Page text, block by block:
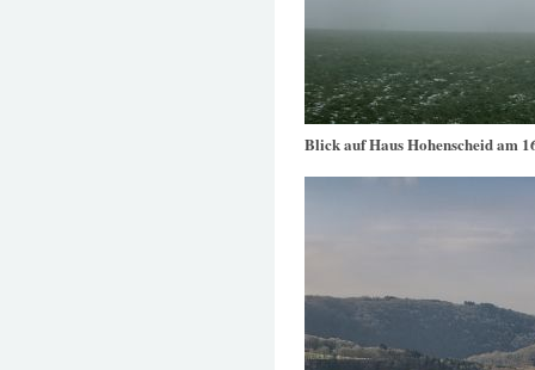
Blick auf Haus Hohenscheid am